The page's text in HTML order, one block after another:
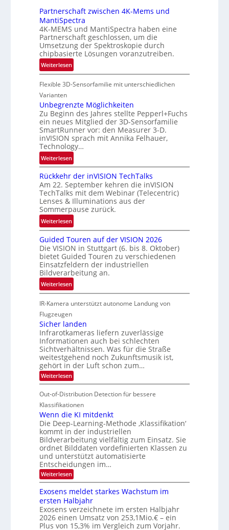
i
n
L
u
f
t
-
u
R
a
u
m
f
a
h
r
t
t
e
c
h
n
i
k
E
A
-
R
e
g
i
o
n
Partnerschaft zwischen 4K-Mems und
MantiSpectra
4K-MEMS und MantiSpectra haben eine
Partnerschaft geschlossen, um die
Umsetzung der Spektroskopie durch
chipbasierte Lösungen voranzutreiben.
Weiterlesen:
P
a
t
n
e
r
s
c
h
t
z
w
i
s
c
h
e
n
4
K
M
e
m
s
u
n
d
M
a
n
t
i
S
p
e
c
t
r
a
Flexible 3D-Sensorfamilie mit unterschiedlichen
Varianten
Unbegrenzte Möglichkeiten
Zu Beginn des Jahres stellte Pepperl+Fuchs
ein neues Mitglied der 3D-Sensorfamilie
SmartRunner vor: den Measurer 3-D.
inVISION sprach mit Annika Felhauer,
Technology…
Weiterlesen:
U
n
b
e
g
r
e
z
t
e
M
ö
g
l
i
c
h
k
e
i
t
e
n
Rückkehr der inVISION TechTalks
Am 22. September kehren die inVISION
TechTalks mit dem Webinar (Telecentric)
Lenses & Illuminations aus der
Sommerpause zurück.
Weiterlesen:
R
ü
c
k
k
e
h
d
e
r
i
n
V
I
S
I
O
N
T
e
c
h
T
a
l
k
s
Guided Touren auf der VISION 2026
Die VISION in Stuttgart (6. bis 8. Oktober)
bietet Guided Touren zu verschiedenen
Einsatzfeldern der industriellen
Bildverarbeitung an.
Weiterlesen:
G
u
i
d
e
d
T
o
u
r
e
u
d
e
r
V
I
I
O
N
2
IR-Kamera unterstützt autonome Landung von
Flugzeugen
Sicher landen
Infrarotkameras liefern zuverlässige
Informationen auch bei schlechten
Sichtverhältnissen. Was für die Straße
weitestgehend noch Zukunftsmusik ist,
gehört in der Luft schon zum…
Weiterlesen:
S
c
h
r
l
a
n
d
e
n
Out-of-Distribution Detection für bessere
Klassifikationen
Wenn die KI mitdenkt
Die Deep-Learning-Methode ‚Klassifikation‘
kommt in der industriellen
Bildverarbeitung vielfältig zum Einsatz. Sie
ordnet Bilddaten vordefinierten Klassen zu
und unterstützt automatisierte
Entscheidungen im…
Weiterlesen:
W
n
n
d
i
e
Exosens meldet starkes Wachstum im
ersten Halbjahr
Exosens verzeichnete im ersten Halbjahr
2026 einen Umsatz von 253,1Mio.€ – ein
Plus von 15,3% im Vergleich zum Vorjahr.